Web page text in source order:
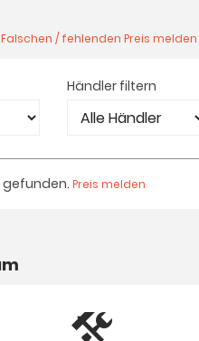
Falschen / fehlenden Preis melden
Händler filtern
gefunden. Preis melden